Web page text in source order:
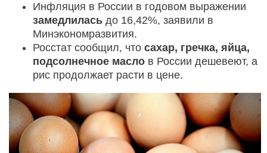
Инфляция в России в годовом выражении
замедлилась до 16,42%, заявили в
Минэкономразвития.
Росстат сообщил, что сахар, гречка, яйца,
подсолнечное масло в России дешевеют, а
рис продолжает расти в цене.